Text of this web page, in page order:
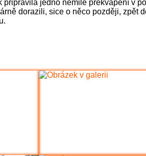
připravila jedno nemilé překvapení v
dorazili, sice o něco později, zpět